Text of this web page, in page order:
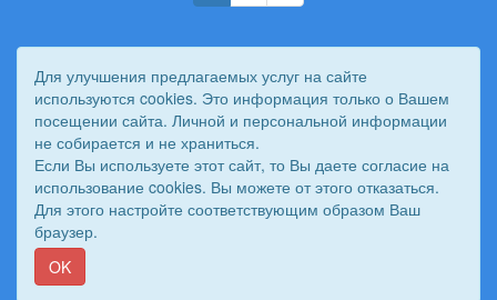
© 2011 - 2026 Вестник Астраханского казачьего войска. Все
права защищены.
Сайт создан при поддержке «
Для улучшения предлагаемых услуг на сайте
используются cookies. Это информация только о Вашем
посещении сайта. Личной и персональной информации
не собирается и не храниться.
Если Вы используете этот сайт, то Вы даете согласие на
использование cookies. Вы можете от этого отказаться.
Для этого настройте соответствующим образом Ваш
браузер.
OK